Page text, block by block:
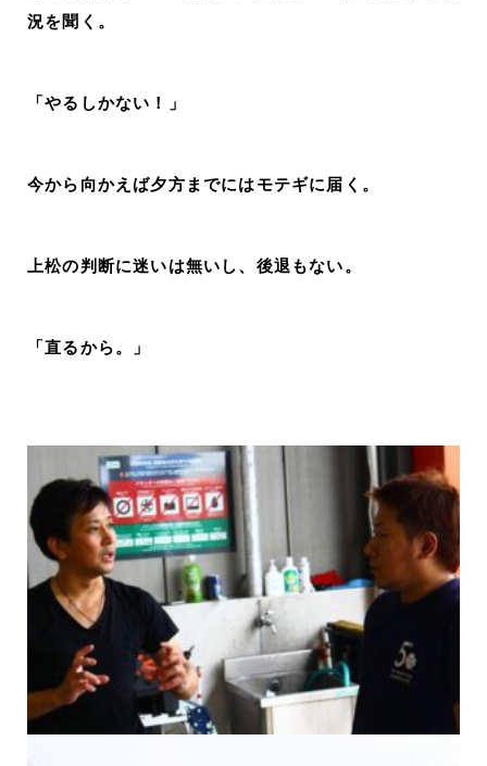
況を聞く。
「やるしかない！」
今から向かえば夕方までにはモテギに届く。
上松の判断に迷いは無いし、後退もない。
「直るから。」